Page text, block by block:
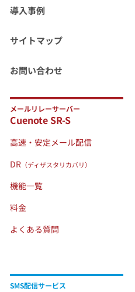
導入事例
サイトマップ
お問い合わせ
メールリレーサーバー
Cuenote SR-S
高速・安定メール配信
DR （ディザスタリカバリ）
機能一覧
料金
よくある質問
SMS配信サービス